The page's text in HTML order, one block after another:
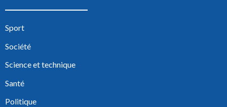
Sport
Société
Science et technique
Santé
Politique